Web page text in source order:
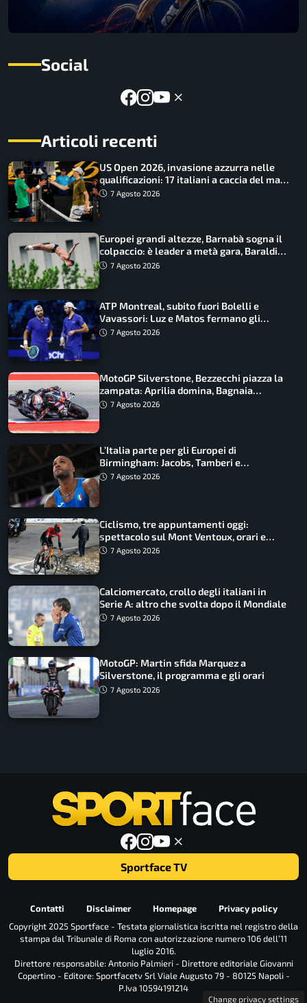
Social
Articoli recenti
US Open 2026, invasione azzurra nelle
qualificazioni: 17 italiani a caccia del main
draw7 Agosto 2026
Europei grandi altezze, Barnabà sogna il
colpaccio: è leader a metà gara, Baraldi
ancora in corsa
7 Agosto 2026
ATP Montreal, subito fuori Bolelli e
Vavassori: Luz e Matos fermano gli
azzurri
7 Agosto 2026
MotoGP Silverstone, Bezzecchi piazza la
zampata: Aprilia domina, Bagnaia
costretto al Q1
7 Agosto 2026
L’Italia parte per gli Europei di
Birmingham: Jacobs, Tamberi e
Battocletti guidano una spedizione
7 Agosto 2026
Ciclismo, tre appuntamenti oggi:
spettacolo sul Mont Ventoux, orari e
come vederli
7 Agosto 2026
Calciomercato, crollo degli italiani in
Serie A: altro che svolta dopo il Mondiale
7 Agosto 2026
MotoGP: Martin sfida Marquez a
Silverstone, il programma e gli orari
7 Agosto 2026
Sportface TV
Contatti Disclaimer Homepage
Privacy policy
Copyright 2025 Sportface - Testata giornalistica iscritta nel registro della
stampa dal Tribunale di Roma con autorizzazione numero 106 dell’11
luglio 2016.
Direttore responsabile: Antonio Palmieri - Direttore editoriale Giovanni
Copertino - Editore: Sportfacetv Srl Viale Augusto 79 - 80125 Napoli -
P.Iva 10594191214
Change privacy settings